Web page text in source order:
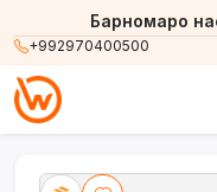
+992970400500
Барномаро